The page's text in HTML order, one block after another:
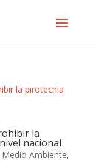
la
nacional
Medio Ambiente,